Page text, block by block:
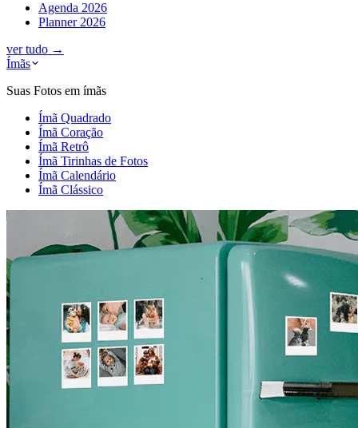
Agenda 2026
Planner 2026
ver tudo →
Ímãs
Suas Fotos em ímãs
Ímã Quadrado
Ímã Coração
Ímã Retrô
Ímã Tirinhas de Fotos
Ímã Calendário
Ímã Clássico